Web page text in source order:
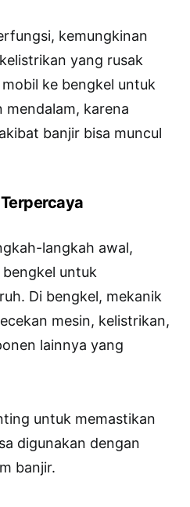
kemungkinan
yang rusak
ke bengkel untuk
mendalam, karena
banjir bisa muncul
langkah awal,
untuk
Di bengkel, mekanik
mesin, kelistrikan,
lainnya yang
untuk memastikan
digunakan dengan
banjir.